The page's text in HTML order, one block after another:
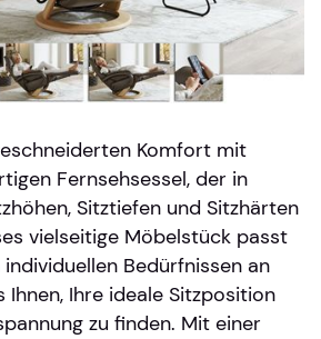
Komfort mit
Fernsehsessel, der in
Sitztiefen und Sitzhärten
vielseitige Möbelstück passt
Bedürfnissen an
Ihre ideale Sitzposition
zu finden. Mit einer